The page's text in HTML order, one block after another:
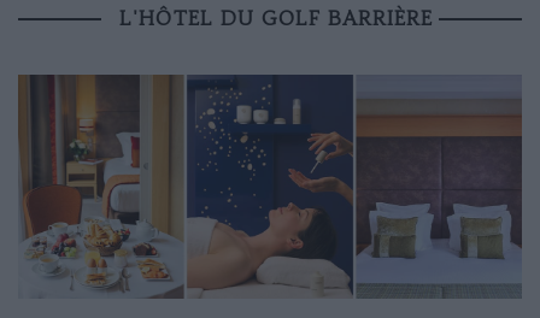
L'HÔTEL DU GOLF BARRIÈRE